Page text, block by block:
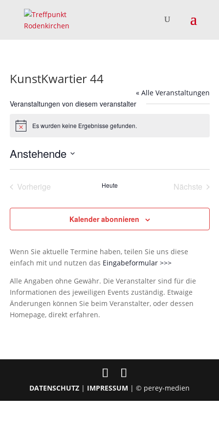
KunstKwartier 44
« Alle Veranstaltungen
Veranstaltungen von diesem veranstalter
HinweisEs wurden keine Ergebnisse gefunden.
Anstehende
Vorherige
Heute
Nächste
Kalender abonnieren
Wenn Sie aktuelle Termine haben, teilen Sie uns diese
einfach mit und nutzen das Eingabeformular >>>
Alle Angaben ohne Gewähr. Die Veranstalter sind für die
Informationen des jeweiligen Events zuständig. Etwaige
Änderungen können Sie beim Veranstalter, oder dessen
Homepage, direkt erfahren.
DATENSCHUTZ| IMPRESSUM | © perey-medien